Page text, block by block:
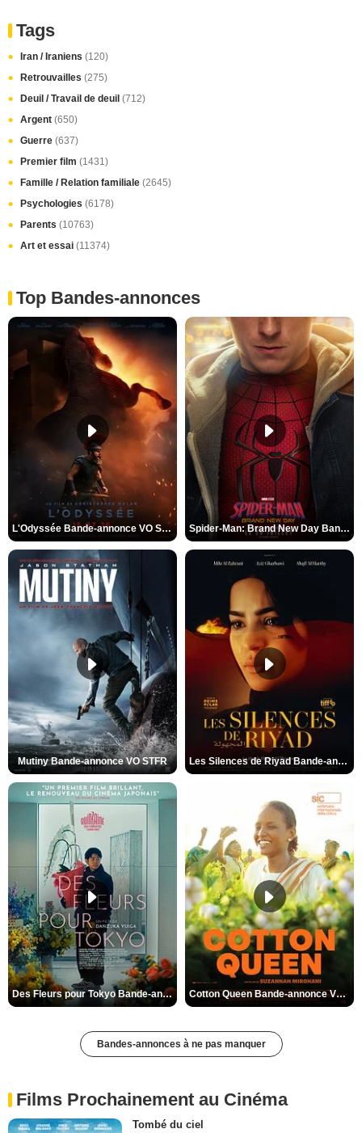
Tags
Iran / Iraniens (120)
Retrouvailles (275)
Deuil / Travail de deuil (712)
Argent (650)
Guerre (637)
Premier film (1431)
Famille / Relation familiale (2645)
Psychologies (6178)
Parents (10763)
Art et essai (11374)
Top Bandes-annonces
L'Odyssée Bande-annonce VO STFR Spider-Man: Brand New Day Bande-annonce VO STFR
Mutiny Bande-annonce VO STFR Les Silences de Riyad Bande-annonce VO STFR
Des Fleurs pour Tokyo Bande-annonce VO STFR Cotton Queen Bande-annonce VO STFR
Bandes-annonces à ne pas manquer
Films Prochainement au Cinéma
Tombé du ciel